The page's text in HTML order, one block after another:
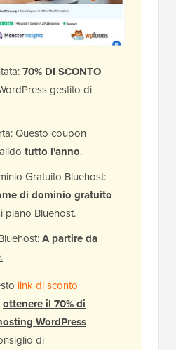
70% DI SCONTO
gestito di
Questo coupon
tutto l'anno.
Gratuito Bluehost:
di dominio gratuito
piano Bluehost.
A partire da
.
link di sconto
ottenere il 70% di
WordPress
di